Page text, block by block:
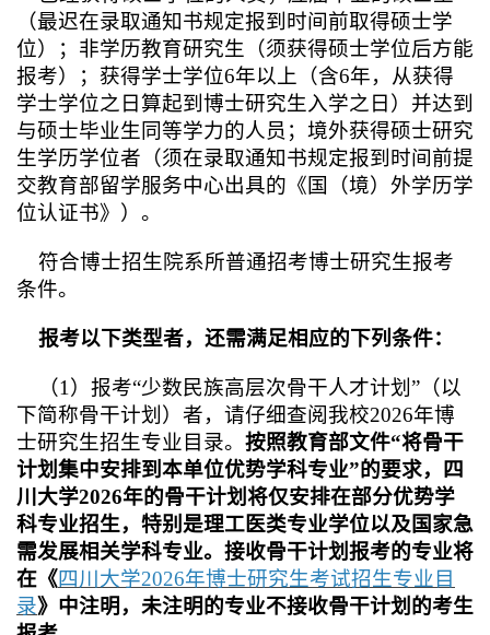
（最迟在录取通知书规定报到时间前取得硕士学
位）；非学历教育研究生（须获得硕士学位后方能
报考）；获得学士学位6年以上（含6年，从获得
学士学位之日算起到博士研究生入学之日）并达到
与硕士毕业生同等学力的人员；境外获得硕士研究
生学历学位者（须在录取通知书规定报到时间前提
交教育部留学服务中心出具的《国（境）外学历学
位认证书》）。
符合博士招生院系所普通招考博士研究生报考
条件。
报考以下类型者，还需满足相应的下列条件：
（1）报考“少数民族高层次骨干人才计划”（以
下简称骨干计划）者，请仔细查阅我校2026年博
士研究生招生专业目录。 按照教育部文件“将骨干
计划集中安排到本单位优势学科专业”的要求，四
川大学2026年的骨干计划将仅安排在部分优势学
科专业招生，特别是理工医类专业学位以及国家急
需发展相关学科专业。接收骨干计划报考的专业将
在《四川大学2026年博士研究生考试招生专业目
录》中注明，未注明的专业不接收骨干计划的考生